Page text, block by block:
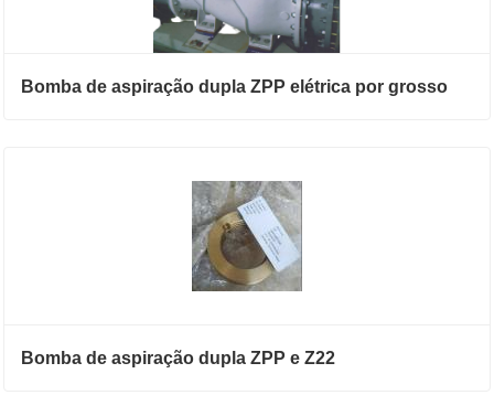
Bomba de aspiração dupla ZPP elétrica por grosso
Bomba de aspiração dupla ZPP e Z22